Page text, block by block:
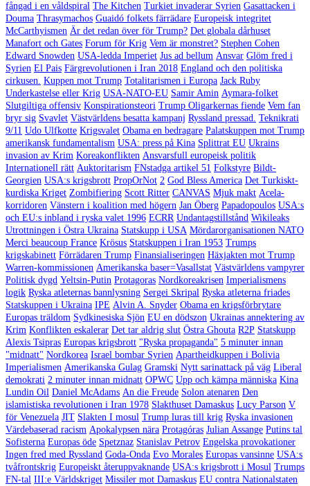
fångad i en våldspiral The Kitchen Turkiet invaderar Syrien Gasattacken i
Douma Thrasymachos Guaidó folkets färrädare Europeisk integritet
McCarthyismen Är det redan över för Trump? Det globala dårhuset
Manafort och Gates Forum för Krig Vem är monstret? Stephen Cohen
Edward Snowden USA-ledda Imperiet Jus ad bellum Ansvar Glöm fred i
Syrien El Pais Färgrevolutionen i Iran 2018 England och den politiska
cirkusen. Kuppen mot Trump Totalitarismen i Europa Jack Ruby
Underkastelse eller Krig USA-NATO-EU Samir Amin Aymara-folket
Slutgiltiga offensiv Konspirationsteori Trump Oligarkernas fiende Vem fan
bryr sig Svavlet Västvärldens besatta kampanj Ryssland pressad. Teknikrati
9/11 Udo Ulfkotte Krigsvalet Obama en bedragare Palatskuppen mot Trump
amerikansk fundamentalism USA: press på Kina Splittrat EU Ukrains
invasion av Krim Koreakonflikten Ansvarsfull europeisk politik
Internationell rätt Auktoritarism FNstadga artikel 51 Folkstyre Bildt-
Georgien USA:s krigsbrott PropOrNot 2 God Bless America Det Turkiskt-
kurdiska Kriget Zombifiering Scott Ritter CANVAS Mjuk makt Acela-
korridoren Vänstern i koalition med högern Jan Öberg Papadopoulos USA:s
och EU:s inbland i ryska valet 1996 ECRR Undantagstillstånd Wikileaks
Utrottningen i Östra Ukraina Statskupp i USA Mördarorganisationen NATO
Merci beaucoup France Krösus Statskuppen i Iran 1953 Trumps
krigskabinett Förrädaren Trump Finansialiseringen Häxjakten mot Trump
Warren-kommissionen Amerikanska baser=Vasallstat Västvärldens vampyrer
Politisk dygd Yeltsin-Putin Protagoras Nordkoreakrisen Imperialismens
logik Ryska atleternas bannlysning Sergei Skripal Ryska atleterna friades
Statskuppen i Ukraina IPE Alvin A. Snyder Obama en krigsförbrytare
Europas träldom Sydkinesiska Sjön EU en dödszon Ukrainas annektering av
Krim Konflikten eskalerar Det tar aldrig slut Östra Ghouta R2P Statskupp
Alexis Tsipras Europas krigsbrott "Ryska propaganda" 5 minuter innan
"midnatt" Nordkorea Israel bombar Syrien Apartheidkuppen i Bolivia
Imperialismen Amerikanska Gulag Gramski Nytt sarinattack på väg Liberal
demokrati 2 minuter innan midnatt OPWC Upp och kämpa människa Kina
Lundin Oil Daniel McAdams An die Freude Solon atenaren Den
islamistiska revolutionen i Iran 1978 Slakthuset Damaskus Lucy Parson V
för Venezuela JIT Slakten I mosul Trump luras till krig Ryska invasionen
Värdebaserad racism Apokalypsen nära Protagóras Julian Assange Putins tal
Sofisterna Europas öde Spetznaz Stanislav Petrov Engelska provokationer
Ingen fred med Ryssland Goda-Onda Evo Morales Europas vansinne USA:s
tvåfrontskrig Europeiskt återuppvaknande USA:s krigsbrott i Mosul Trumps
FN-tal III:e Världskriget Missiler mot Damaskus EU contra Nationalstaten